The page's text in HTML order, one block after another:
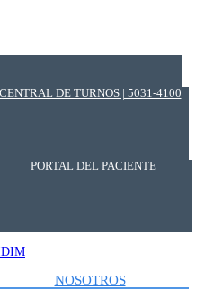
CENTRAL DE TURNOS | 5031-4100
PORTAL DEL PACIENTE
NOSOTROS